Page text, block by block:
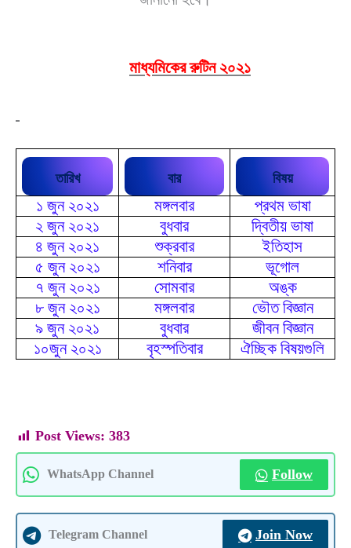
মাধ্যমিকের রুটিন ২০২১
তারিখ বার বিষয়
১ জুন ২০২১ মঙ্গলবার
প্রথম ভাষা
২ জুন ২০২১
বুধবার
দ্বিতীয় ভাষা
৪ জুন ২০২১
শুক্রবার
ইতিহাস
৫ জুন ২০২১
শনিবার
ভূগোল
৭ জুন ২০২১
সোমবার
অঙ্ক
৮ জুন ২০২১
মঙ্গলবার
ভৌত বিজ্ঞান
৯ জুন ২০২১
বুধবার
জীবন বিজ্ঞান
১০জুন ২০২১
বৃহস্পতিবার ঐচ্ছিক বিষয়গুলি
Post Views: 383
WhatsApp Channel Follow
Telegram Channel Join Now